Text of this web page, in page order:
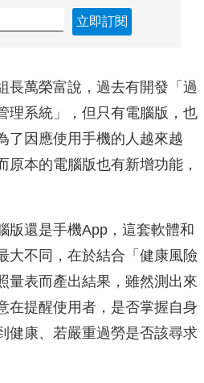
立即訂閱
長萬榮富說，過去有開發「過
理系統」，但只有電腦版，也
了因應使用手機的人越來越
原本的電腦版也有新增功能，
版還是手機App，這套軟體和
大不同，在於結合「健康風險
量表而產出結果，雖然測出來
在提醒使用者，是否掌握自身
健康、若嚴重過勞是否該尋求